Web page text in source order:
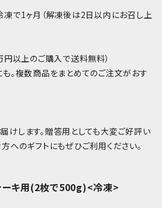
凍で1ヶ月（解凍後は2日以内にお召し上
円以上のご購入で送料無料）
。複数商品をまとめてのご注文がおす
けします。贈答用としても大変ご好評い
へのギフトにもぜひご利用ください。
ーキ用(2枚で500g)<冷凍>